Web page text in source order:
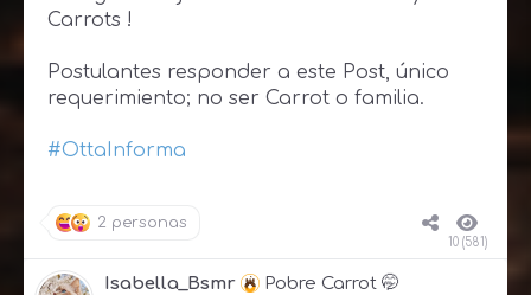
Carrots !
Postulantes responder a este Post, único
requerimiento; no ser Carrot o familia.
#OttaInforma
2 personas
10 (581)
Isabella_Bsmr Pobre Carrot 🤭